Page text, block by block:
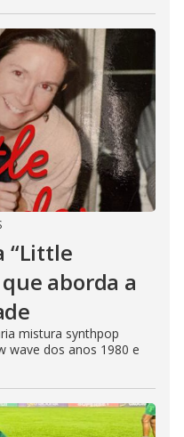
“Little
aborda a
mistura synthpop
wave dos anos 1980 e